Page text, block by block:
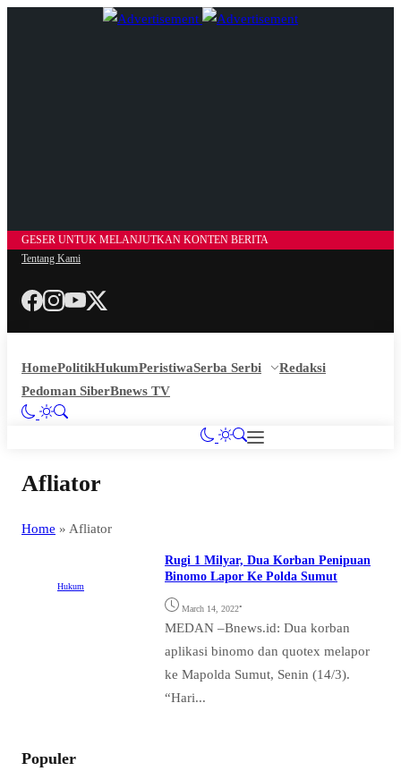
GESER UNTUK MELANJUTKAN KONTEN BERITA
Tentang Kami
HomePolitikHukumPeristiwaSerba Serbi
Redaksi
Pedoman SiberBnews TV
Afliator
Home » Afliator
Hukum
Rugi 1 Milyar, Dua Korban Penipuan
Binomo Lapor Ke Polda Sumut
March 14, 2022•
MEDAN –Bnews.id: Dua korban
aplikasi binomo dan quotex melapor
ke Mapolda Sumut, Senin (14/3).
“Hari...
Populer